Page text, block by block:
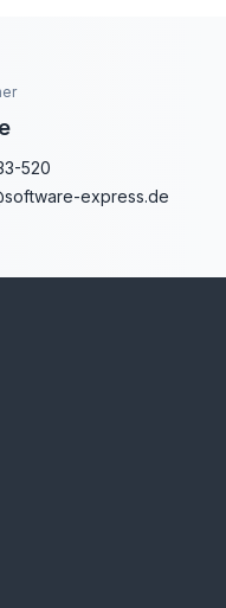
520
express.de